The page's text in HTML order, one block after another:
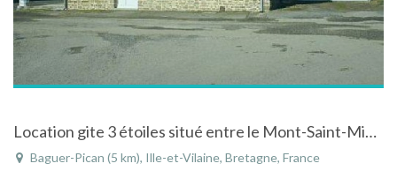
Location gite 3 étoiles situé entre le Mont-Saint-Michel et Saint-Malo au calme à la campagne
Baguer-Pican (5 km), Ille-et-Vilaine, Bretagne, France